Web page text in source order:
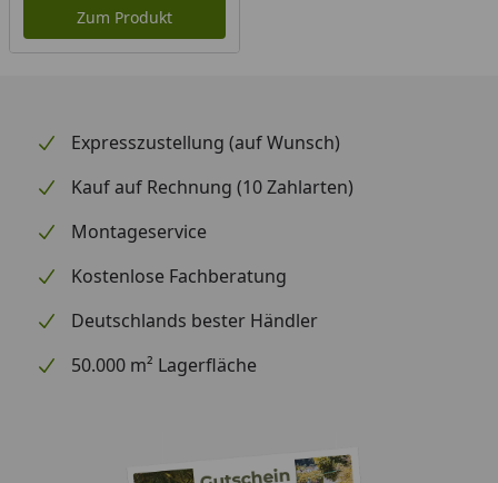
Zum Produkt
Expresszustellung (auf Wunsch)
Kauf auf Rechnung (10 Zahlarten)
Montageservice
Kostenlose Fachberatung
Deutschlands bester Händler
50.000 m² Lagerfläche